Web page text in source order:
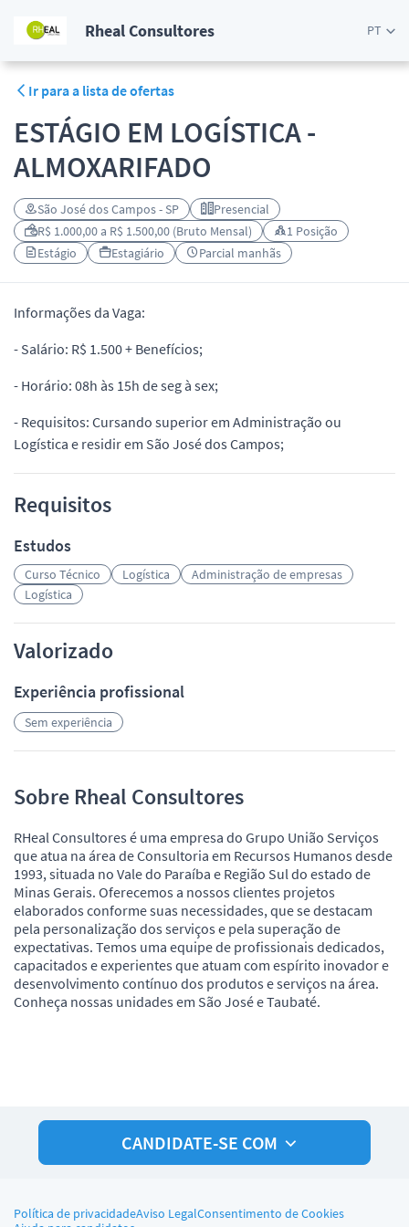
Rheal Consultores PT
Ir para a lista de ofertas
ESTÁGIO EM LOGÍSTICA -
ALMOXARIFADO
São José dos Campos - SP
Presencial
R$ 1.000,00 a R$ 1.500,00 (Bruto Mensal)
1 Posição
Estágio
Estagiário Parcial manhãs
Informações da Vaga:
- Salário: R$ 1.500 + Benefícios;
- Horário: 08h às 15h de seg à sex;
- Requisitos: Cursando superior em Administração ou
Logística e residir em São José dos Campos;
Requisitos
Estudos
Curso Técnico Logística
Administração de empresas
Logística
Valorizado
Experiência profissional
Sem experiência
Sobre Rheal Consultores
RHeal Consultores é uma empresa do Grupo União Serviços
que atua na área de Consultoria em Recursos Humanos desde
1993, situada no Vale do Paraíba e Região Sul do estado de
Minas Gerais. Oferecemos a nossos clientes projetos
elaborados conforme suas necessidades, que se destacam
pela personalização dos serviços e pela superação de
expectativas. Temos uma equipe de profissionais dedicados,
capacitados e experientes que atuam com espírito inovador e
desenvolvimento contínuo dos produtos e serviços na área.
Conheça nossas unidades em São José e Taubaté.
CANDIDATE-SE COM
Política de privacidadeAviso LegalConsentimento de Cookies